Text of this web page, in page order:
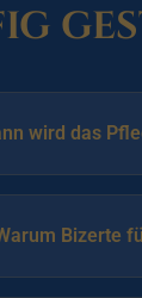
wird das
Bizerte